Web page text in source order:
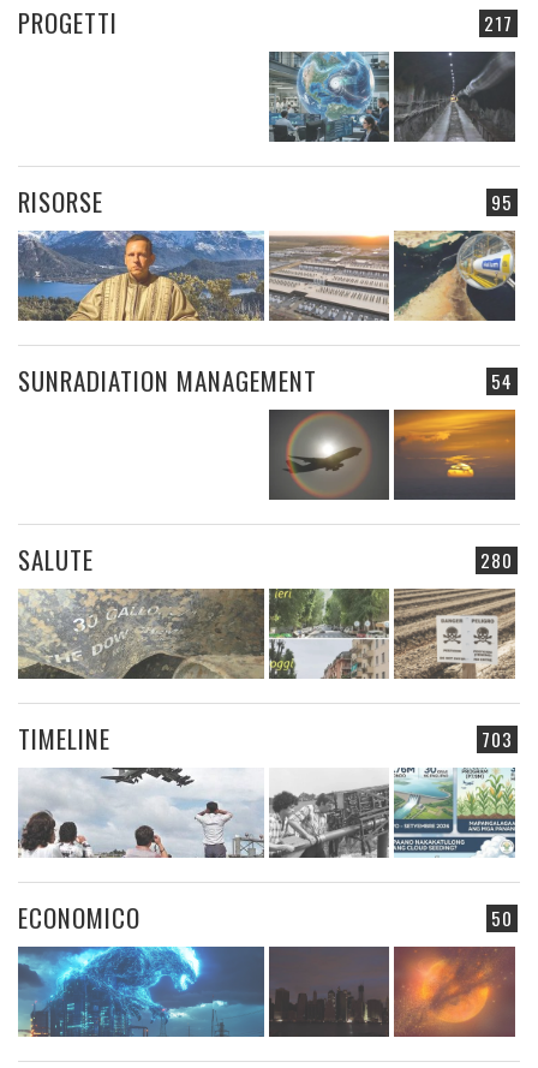
217
PROGETTI
95
RISORSE
54
SUNRADIATION MANAGEMENT
280
SALUTE
703
TIMELINE
50
ECONOMICO